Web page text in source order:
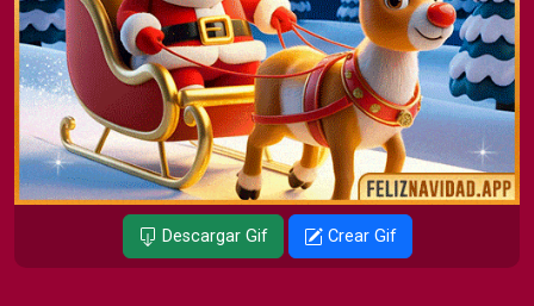
Descargar Gif Crear Gif